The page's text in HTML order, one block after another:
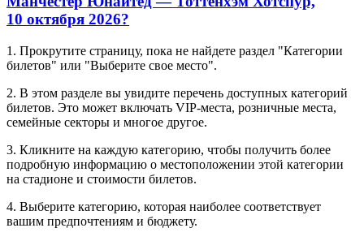
10 октября 2026?
1. Прокрутите страницу, пока не найдете раздел "Категории
билетов" или "Выберите свое место".
2. В этом разделе вы увидите перечень доступных категорий
билетов. Это может включать VIP-места, розничные места,
семейные секторы и многое другое.
3. Кликните на каждую категорию, чтобы получить более
подробную информацию о местоположении этой категории
на стадионе и стоимости билетов.
4. Выберите категорию, которая наиболее соответствует
вашим предпочтениям и бюджету.